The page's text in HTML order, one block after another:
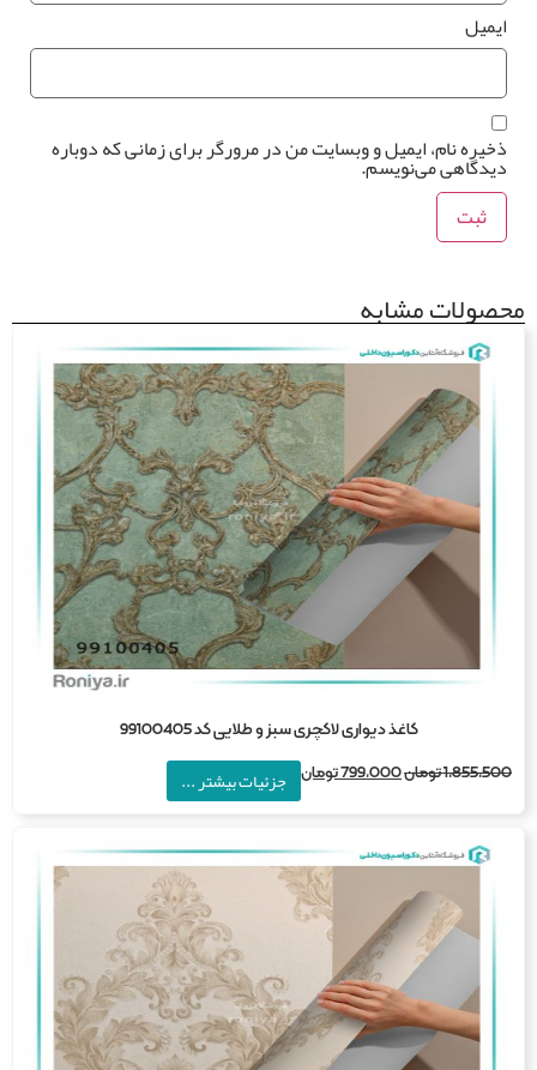
نام، ایمیل و وبسایت من در مرورگر برای زمانی که دوباره
می‌نویسم.
مشابه
کاغذ دیواری لاکچری سبز و طلایی کد 99100405
تومان799,000تومان جزئیات بیشتر ...